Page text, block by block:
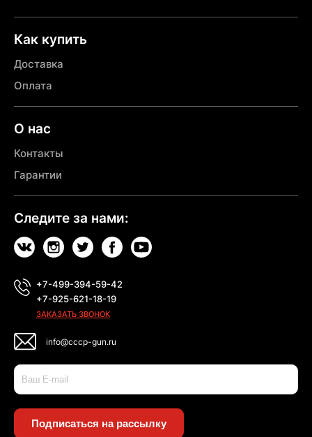
Как купить
Доставка
Оплата
О нас
Контакты
Гарантии
Следите за нами:
+7-499-394-59-42
+7-925-621-18-19
ЗАКАЗАТЬ ЗВОНОК
info@cccp-gun.ru
Подписаться на рассылку